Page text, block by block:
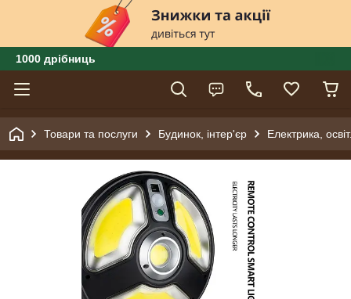
1000 дрібниць
Товари та послуги Будинок, інтер'єр Електрика,